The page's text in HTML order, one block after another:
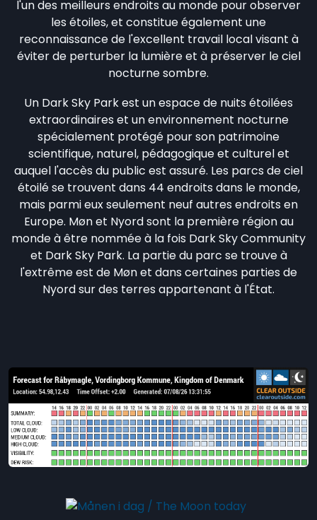
l'un des meilleurs endroits au monde pour observer
les étoiles, et constitue également une
reconnaissance de l'excellent travail local visant à
éviter de perturber la lumière et à préserver le ciel
nocturne sombre.
Un Dark Sky Park est un espace de nuits étoilées
extraordinaires et un environnement nocturne
spécialement protégé pour son patrimoine
scientifique, naturel, pédagogique et culturel et
auquel l'accès du public est assuré. Les parcs de ciel
étoilé se trouvent dans 44 endroits dans le monde,
mais parmi eux seulement neuf autres endroits en
Europe. Møn et Nyord sont la première région au
monde à être nommée à la fois Dark Sky Community
et Dark Sky Park. La partie du parc se trouve à
l'extrême est de Møn et dans certaines parties de
Nyord sur des terres appartenant à l'État.